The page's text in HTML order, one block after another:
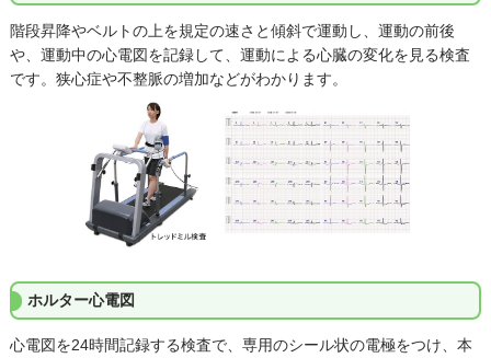
階段昇降やベルトの上を規定の速さと傾斜で運動し、運動の前後
や、運動中の心電図を記録して、運動による心臓の変化を見る検査
です。狭心症や不整脈の増加などがわかります。
ホルター心電図
心電図を24時間記録する検査で、専用のシール状の電極をつけ、本